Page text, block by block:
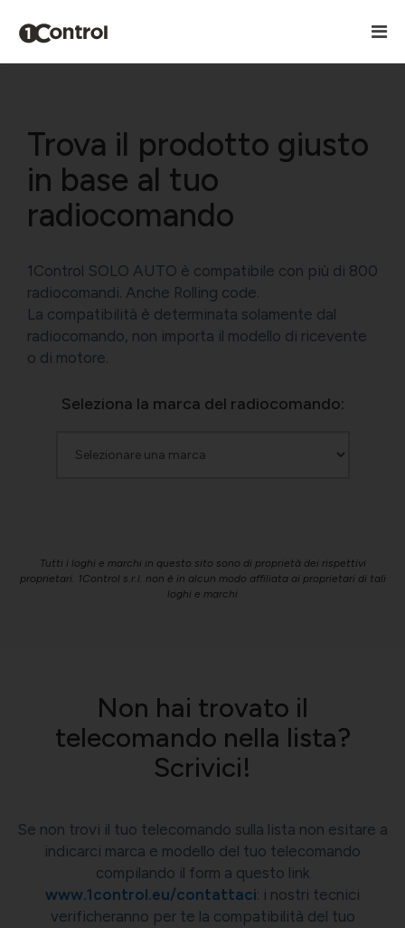
Trova il prodotto giusto
in base al tuo
radiocomando
1Control SOLO AUTO è compatibile con più di 800
radiocomandi. Anche Rolling code.
La compatibilità è determinata solamente dal
radiocomando, non importa il modello di ricevente
o di motore.
Seleziona la marca del radiocomando:
Tutti i loghi e marchi in questo sito sono di proprietà dei rispettivi
proprietari. 1Control s.r.l. non è in alcun modo affiliata ai proprietari di tali
loghi e marchi
Non hai trovato il
telecomando nella lista?
Scrivici!
Se non trovi il tuo telecomando sulla lista non esitare a
indicarci marca e modello del tuo telecomando
compilando il form a questo link
www.1control.eu/contattaci: i nostri tecnici
verificheranno per te la compatibilità del tuo